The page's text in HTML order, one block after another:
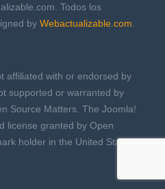
Todos los
by Webactualizable.com
affiliated with or endorsed by
supported or warranted by
Source Matters. The Joomla!
license granted by Open
holder in the United States